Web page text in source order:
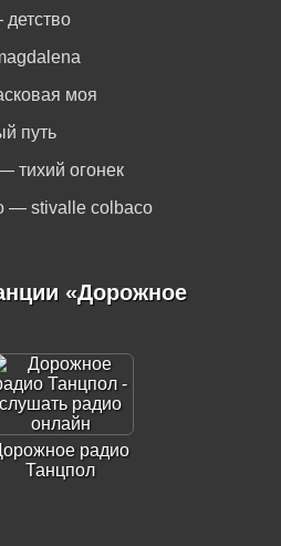
моя
путь
тихий огонек
— stivalle colbaco
«Дорожное
радио
Танцпол